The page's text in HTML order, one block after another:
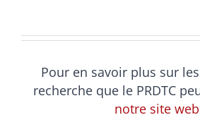
Pour en savoir plus sur
recherche que le PRDTC
notre site